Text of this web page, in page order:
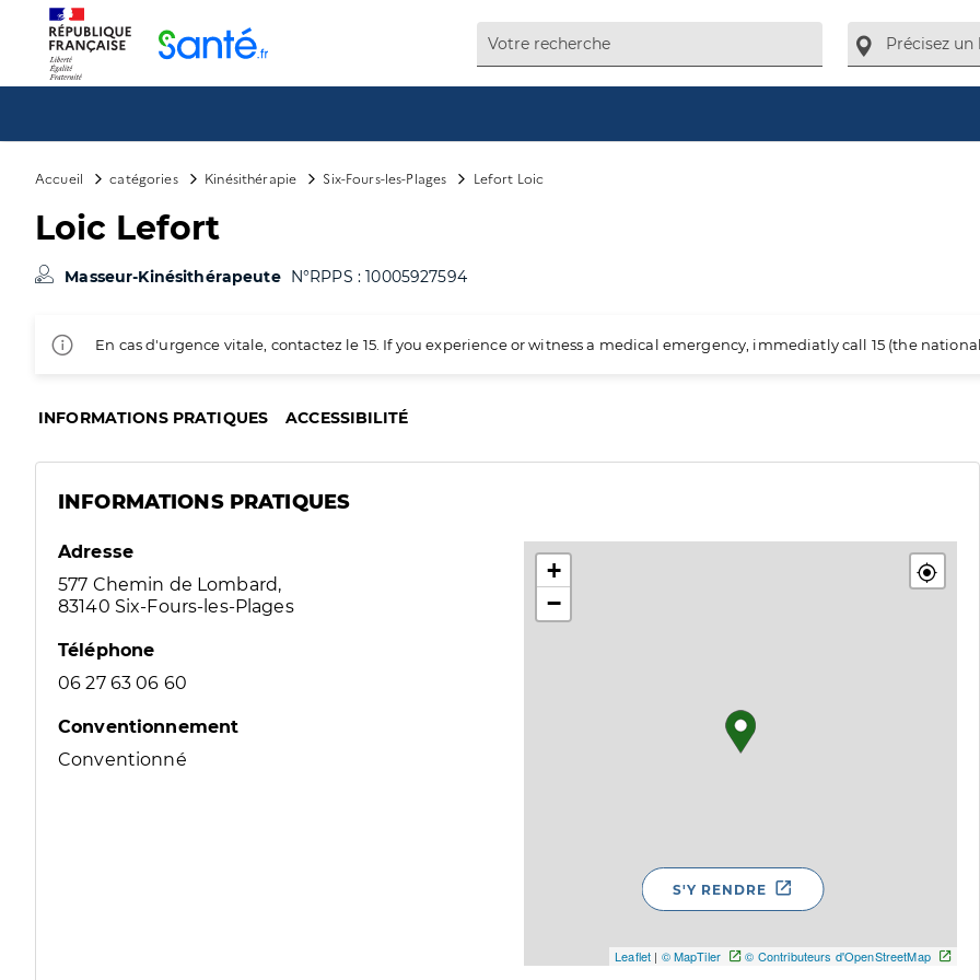
Accueil catégories Kinésithérapie Six-Fours-les-Plages Lefort Loic
Loic Lefort
Masseur-Kinésithérapeute N°RPPS : 10005927594
En cas d'urgence vitale, contactez le 15. If you experience or witness a medical emergency, immediatly call 15 (the
INFORMATIONS PRATIQUES ACCESSIBILITÉ
INFORMATIONS PRATIQUES
Adresse
577 Chemin de Lombard,
83140 Six-Fours-les-Plages
Téléphone
06 27 63 06 60
Conventionnement
Conventionné
+
−
Leaflet | © MapTiler © Contributeurs d'OpenStreetMap
S'Y RENDRE
Panneau de gestion des cookies